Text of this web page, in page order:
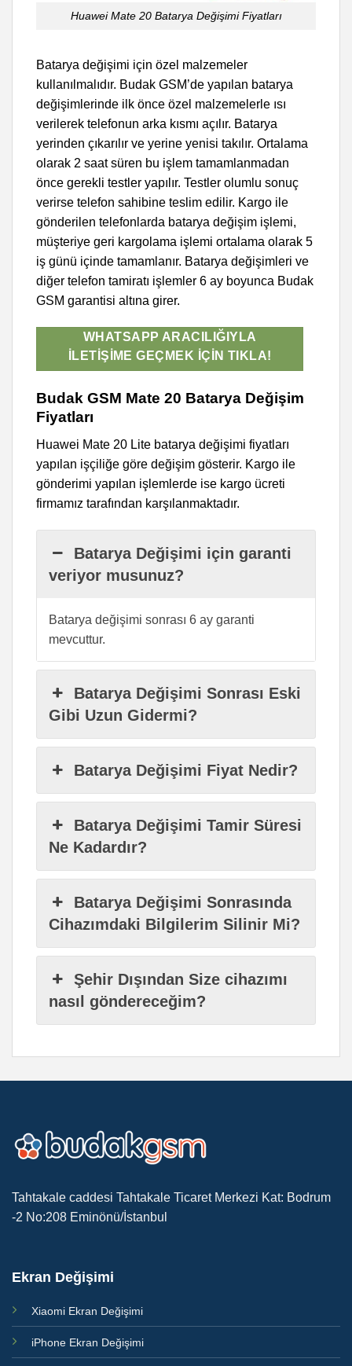
Huawei Mate 20 Batarya Değişimi Fiyatları
Batarya değişimi için özel malzemeler
kullanılmalıdır. Budak GSM’de yapılan batarya
değişimlerinde ilk önce özel malzemelerle ısı
verilerek telefonun arka kısmı açılır. Batarya
yerinden çıkarılır ve yerine yenisi takılır. Ortalama
olarak 2 saat süren bu işlem tamamlanmadan
önce gerekli testler yapılır. Testler olumlu sonuç
verirse telefon sahibine teslim edilir. Kargo ile
gönderilen telefonlarda batarya değişim işlemi,
müşteriye geri kargolama işlemi ortalama olarak 5
iş günü içinde tamamlanır. Batarya değişimleri ve
diğer telefon tamiratı işlemler 6 ay boyunca Budak
GSM garantisi altına girer.
WHATSAPP ARACILIĞIYLA
İLETIŞIME GEÇMEK İÇIN TIKLA!
Budak GSM Mate 20 Batarya Değişim
Fiyatları
Huawei Mate 20 Lite batarya değişimi fiyatları
yapılan işçiliğe göre değişim gösterir. Kargo ile
gönderimi yapılan işlemlerde ise kargo ücreti
firmamız tarafından karşılanmaktadır.
Batarya Değişimi için garanti
veriyor musunuz?
Batarya değişimi sonrası 6 ay garanti
mevcuttur.
Batarya Değişimi Sonrası Eski
Gibi Uzun Gidermi?
Batarya Değişimi Fiyat Nedir?
Batarya Değişimi Tamir Süresi
Ne Kadardır?
Batarya Değişimi Sonrasında
Cihazımdaki Bilgilerim Silinir Mi?
Şehir Dışından Size cihazımı
nasıl göndereceğim?
Tahtakale caddesi Tahtakale Ticaret Merkezi Kat: Bodrum
-2 No:208 Eminönü/İstanbul
Ekran Değişimi
Xiaomi Ekran Değişimi
iPhone Ekran Değişimi